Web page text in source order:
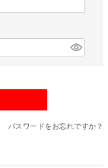
パスワードをお忘れですか？